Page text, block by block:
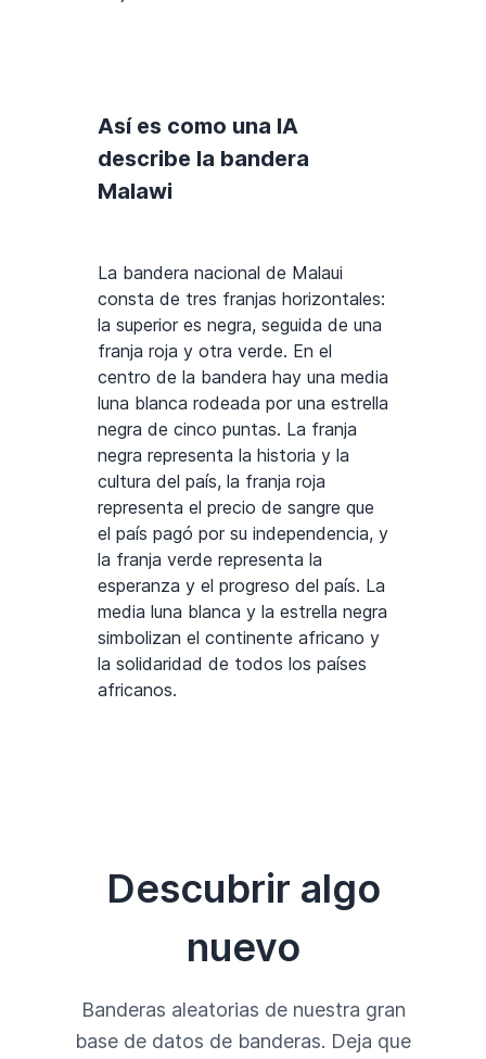
Así es como una IA
describe la bandera
Malawi
La bandera nacional de Malaui
consta de tres franjas horizontales:
la superior es negra, seguida de una
franja roja y otra verde. En el
centro de la bandera hay una media
luna blanca rodeada por una estrella
negra de cinco puntas. La franja
negra representa la historia y la
cultura del país, la franja roja
representa el precio de sangre que
el país pagó por su independencia, y
la franja verde representa la
esperanza y el progreso del país. La
media luna blanca y la estrella negra
simbolizan el continente africano y
la solidaridad de todos los países
africanos.
Descubrir algo
nuevo
Banderas aleatorias de nuestra gran
base de datos de banderas. Deja que